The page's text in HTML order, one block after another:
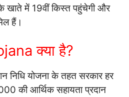
खाते में 19वीं किस्त पहुंचेगी और
हैं।
क्या है?
निधि योजना के तहत सरकार हर
की आर्थिक सहायता प्रदान